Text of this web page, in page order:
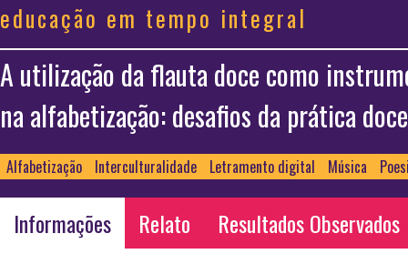
educação em tempo integral
A utilização da flauta doce como
na alfabetização: desafios da prática
Alfabetização Interculturalidade Letramento digital Música
Informações Relato Resultados Observados